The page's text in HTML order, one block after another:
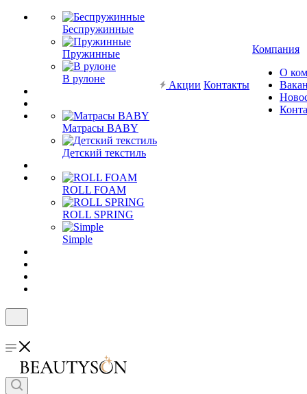
Беспружинные
Пружинные
В рулоне
Матрасы BABY
Детский текстиль
ROLL FOAM
ROLL SPRING
Simple
Акции Контакты
Компания
О